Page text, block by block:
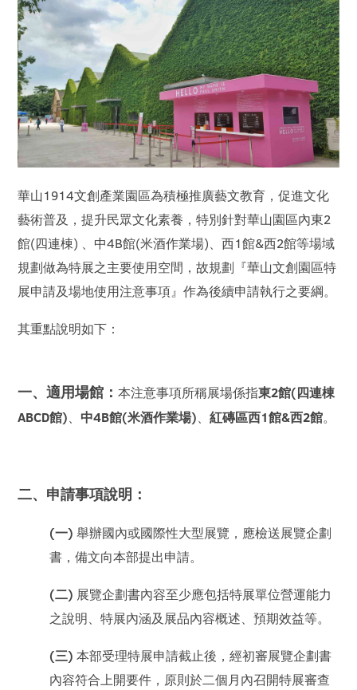
華山1914文創產業園區為積極推廣藝文教育，促進文化
藝術普及，提升民眾文化素養，特別針對華山園區內東2
館(四連棟) 、中4B館(米酒作業場)、西1館&西2館等場域
規劃做為特展之主要使用空間，故規劃『華山文創園區特
展申請及場地使用注意事項』作為後續申請執行之要綱。
其重點說明如下：
一、適用場館：本注意事項所稱展場係指東2館(四連棟
ABCD館)
中4B館(米酒作業場) 、紅磚區西1館&西2館。
二、申請事項說明：
(一)舉辦國內或國際性大型展覽，應檢送展覽企劃
書，備文向本部提出申請。
(二) 展覽企劃書內容至少應包括特展單位營運能力
之說明、特展內涵及展品內容概述、預期效益等。
(三)本部受理特展申請截止後，經初審展覽企劃書
內容符合上開要件，原則於二個月內召開特展審查